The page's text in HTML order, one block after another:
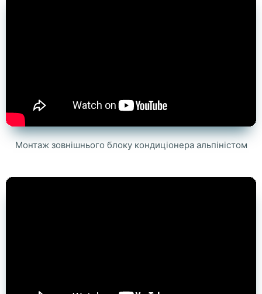
Монтаж зовнішнього блоку кондиціонера альпіністом